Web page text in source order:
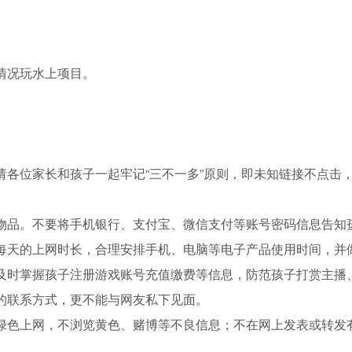
玩水上项目。
位家长和孩子一起牢记“三不一多”原则，即未知链接不点
。不要将手机银行、支付宝、微信支付等账号密码信息告
的上网时长，合理安排手机、电脑等电子产品使用时间，
掌握孩子注册游戏账号充值缴费等信息，防范孩子打赏主
系方式，更不能与网友私下见面。
上网，不浏览黄色、赌博等不良信息；不在网上发表或转